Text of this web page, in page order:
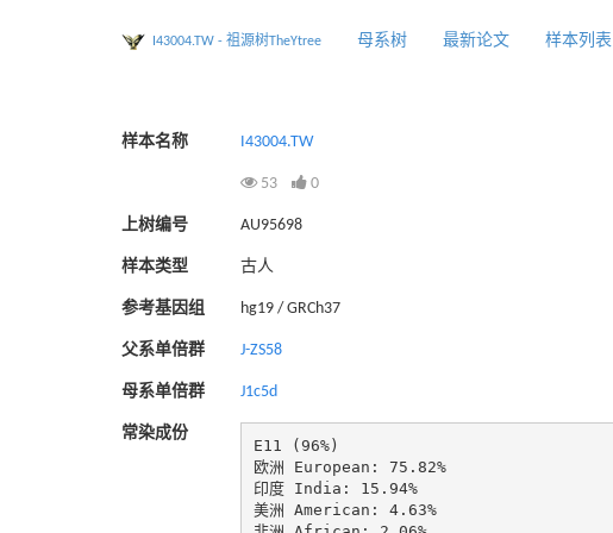
I43004.TW - 祖源树TheYtree 母系树 最新论文 样本列表
样本名称 I43004.TW
53 0
上树编号 AU95698
样本类型 古人
参考基因组 hg19 / GRCh37
父系单倍群 J-ZS58
母系单倍群 J1c5d
常染成份
E11 (96%)
欧洲 European: 75.82%
印度 India: 15.94%
美洲 American: 4.63%